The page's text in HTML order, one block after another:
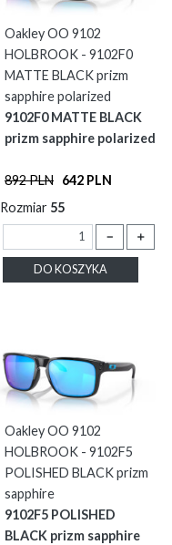
Oakley OO 9102
HOLBROOK - 9102F0
MATTE BLACK prizm
sapphire polarized
9102F0 MATTE BLACK
prizm sapphire polarized
892 PLN 642 PLN
Rozmiar 55
－ ＋
DO KOSZYKA
Oakley OO 9102
HOLBROOK - 9102F5
POLISHED BLACK prizm
sapphire
9102F5 POLISHED
BLACK prizm sapphire